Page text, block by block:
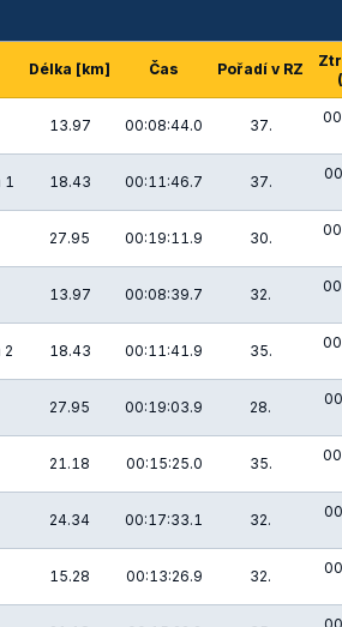
Délka [km] Čas Pořadí v RZ
13.97 00:08:44.0 37.
1 18.43 00:11:46.7 37.
27.95 00:19:11.9 30.
13.97 00:08:39.7 32.
2 18.43 00:11:41.9 35.
27.95 00:19:03.9 28.
21.18 00:15:25.0 35.
24.34 00:17:33.1 32.
15.28 00:13:26.9 32.